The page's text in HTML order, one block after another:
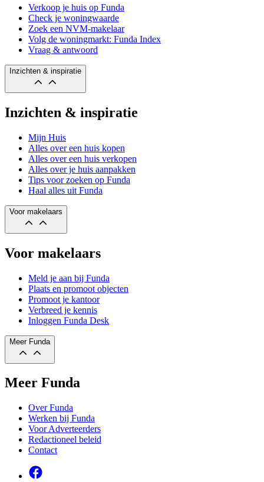
Verkoop je huis op Funda
Check je woningwaarde
Zoek een NVM-makelaar
Volg de woningmarkt: Funda Index
Vraag & antwoord
Inzichten & inspiratie
Inzichten & inspiratie
Mijn Huis
Alles over een huis kopen
Alles over een huis verkopen
Alles over je huis aanpakken
Tips voor zoeken op Funda
Haal alles uit Funda
Voor makelaars
Voor makelaars
Meld je aan bij Funda
Plaats en promoot objecten
Promoot je kantoor
Verbreed je kennis
Inloggen Funda Desk
Meer Funda
Meer Funda
Over Funda
Werken bij Funda
Voor Adverteerders
Redactioneel beleid
Contact